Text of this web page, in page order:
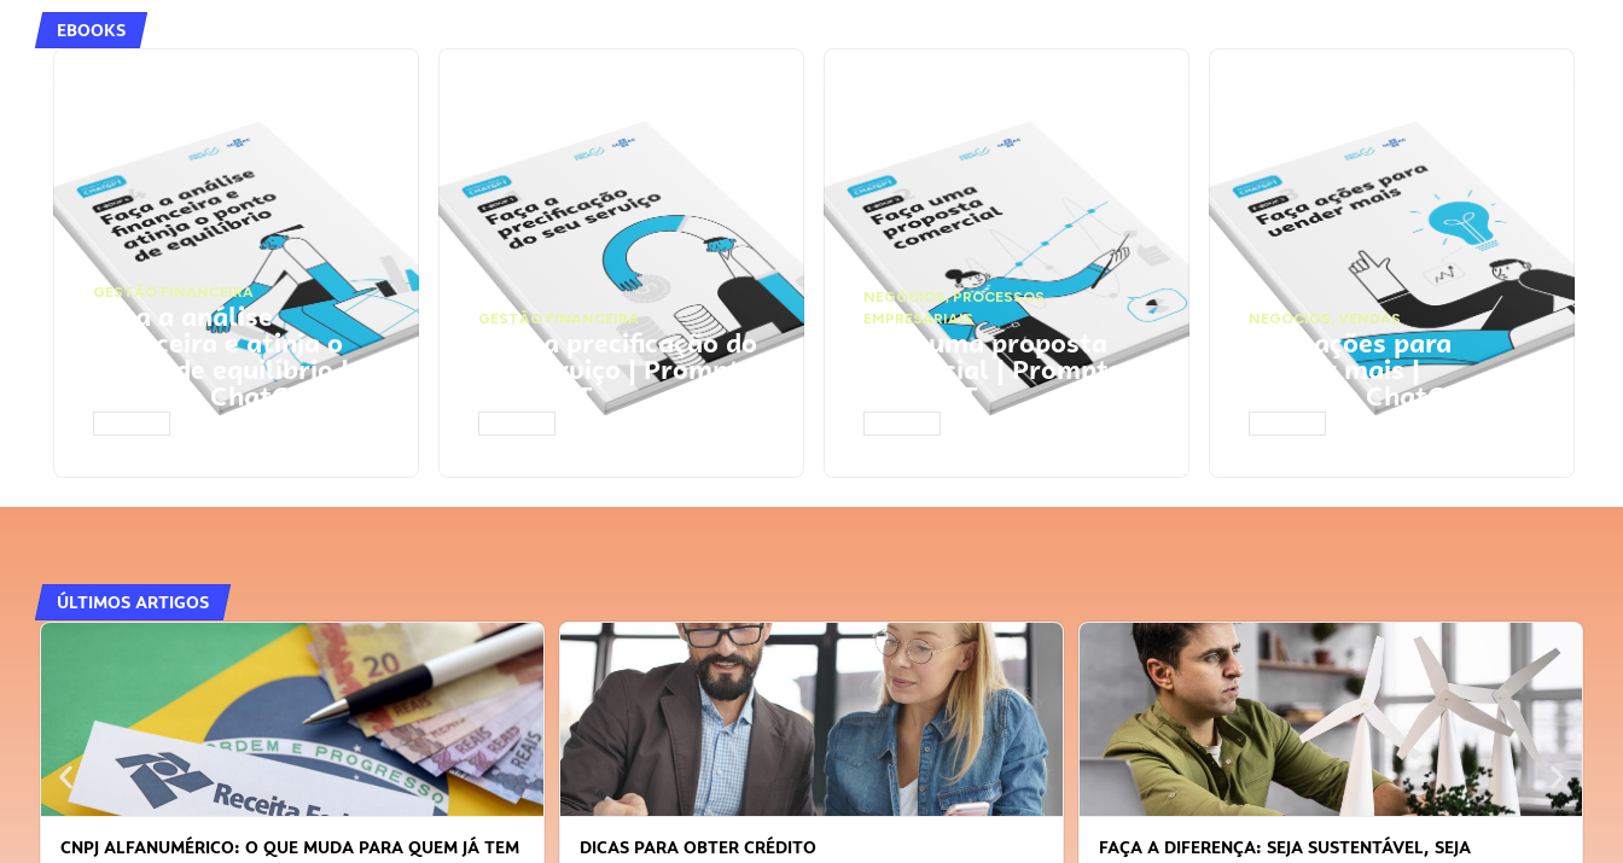
EBOOKS
GESTÃO FINANCEIRA
Faça a análise
financeira e atinja o
ponto de equilíbrio |
Prompts ChatGPT
GESTÃO FINANCEIRA
Faça a precificação do
seu serviço | Prompts
ChatGPT
NEGÓCIOS,PROCESSOS
EMPRESARIAIS
Faça uma proposta
comercial | Prompts
ChatGPT
NEGÓCIOS, VENDAS
Faça ações para
vender mais |
Prompts ChatGPT
ÚLTIMOS ARTIGOS
DICAS PARA OBTER CRÉDITO
FAÇA A DIFERENÇA: SEJA SUSTENTÁVEL, SEJA
APRENDA A GERENCIAR O SEU TEMPO